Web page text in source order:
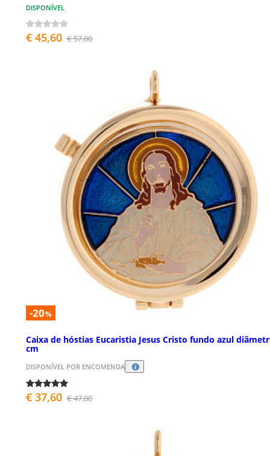
DISPONÍVEL
€ 45,60 € 57,00
-20%
Caixa de hóstias Eucaristia Jesus Cristo fundo azul
cm
DISPONÍVEL POR ENCOMENDA
€ 37,60 € 47,00